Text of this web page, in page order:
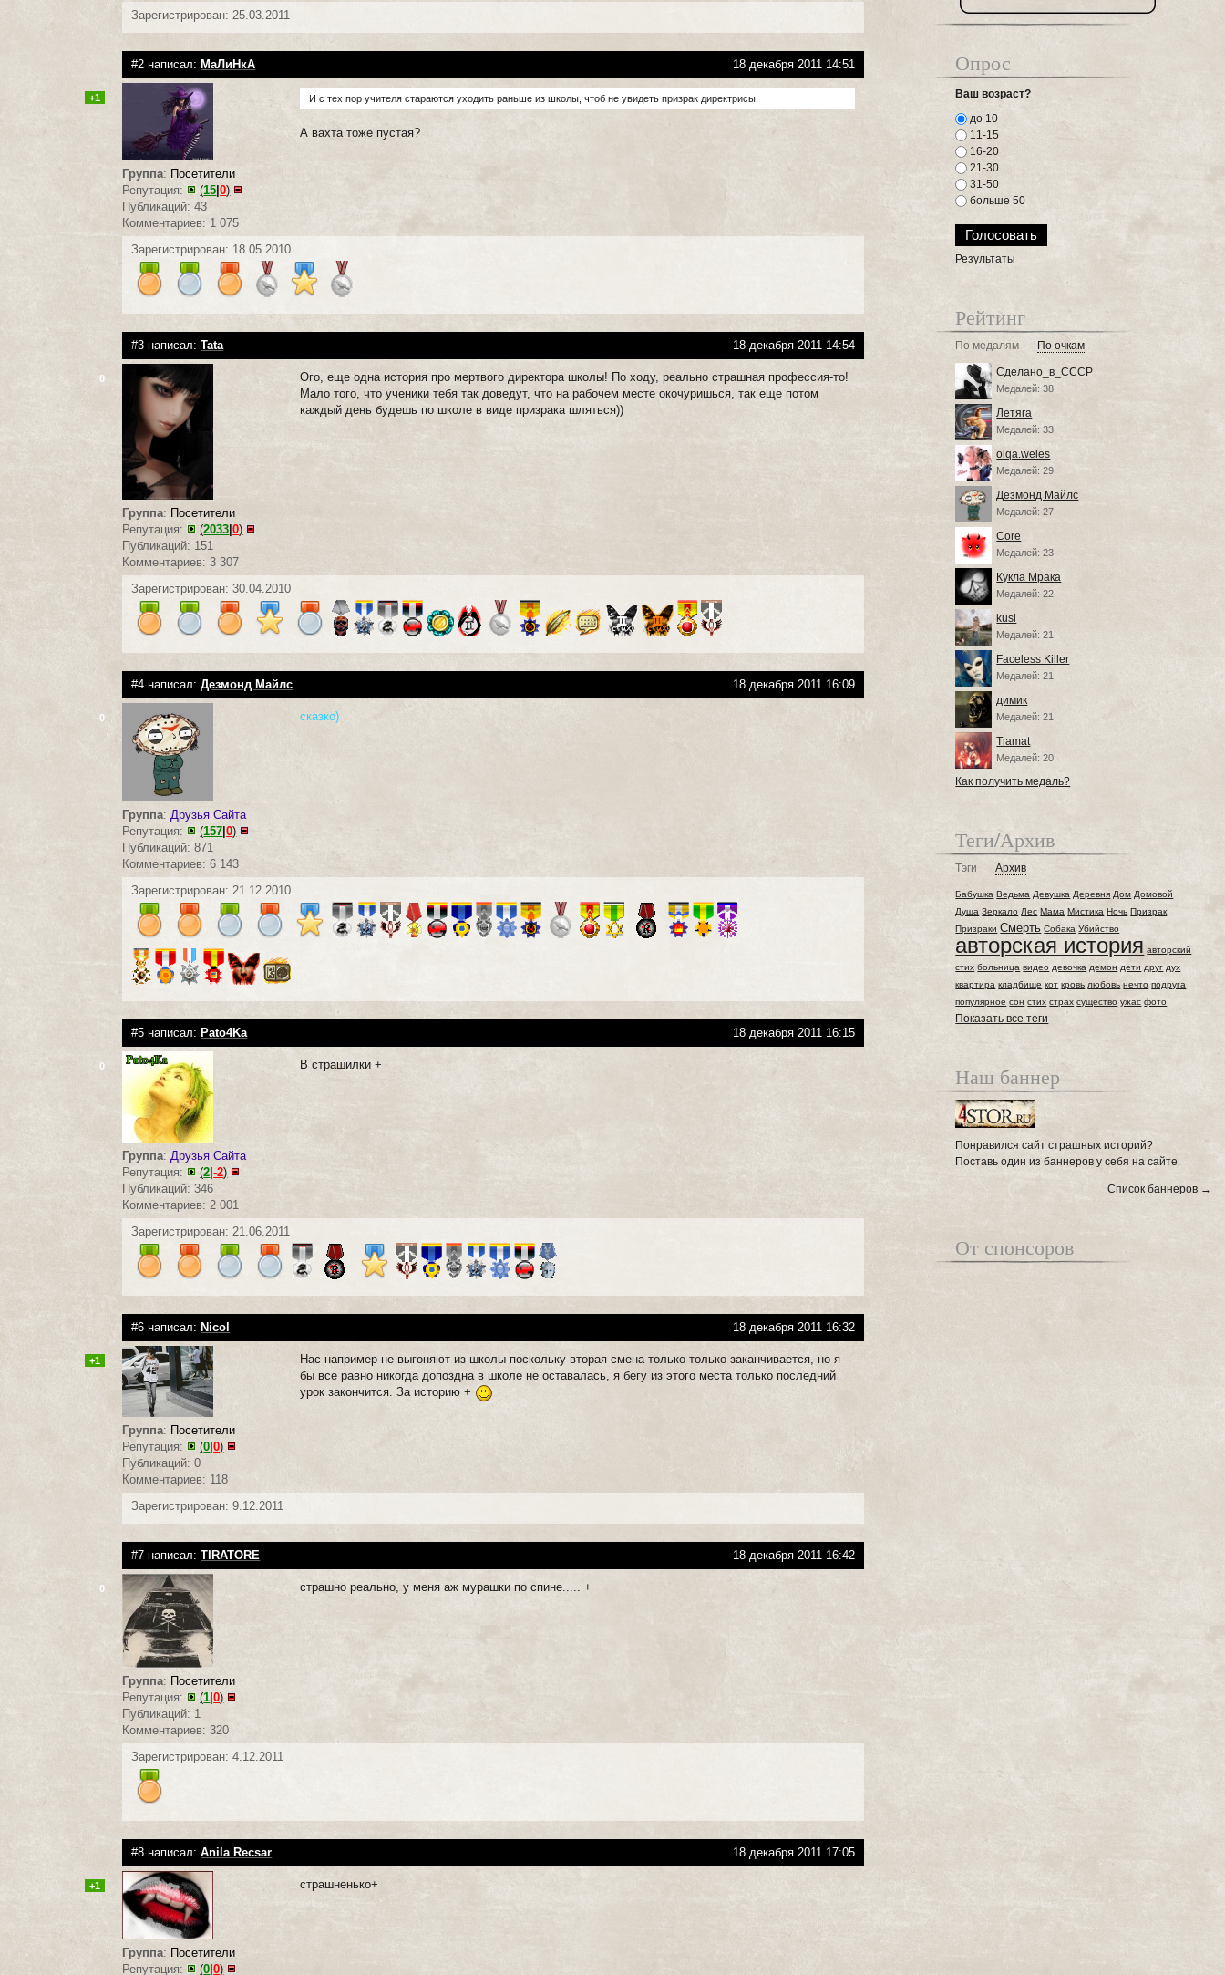
Зарегистрирован: 25.03.2011
#2 написал: МаЛиНкА 18 декабря 2011 14:51
+1
Группа: Посетители
Репутация:
(15 |0)
Публикаций: 43
Комментариев: 1 075
И с тех пор учителя стараются уходить раньше из школы, чтоб не увидеть призрак директрисы.
А вахта тоже пустая?
Зарегистрирован: 18.05.2010
#3 написал:Tata 18 декабря 2011 14:54
0
Группа: Посетители
Репутация:
(2033 |0)
Публикаций: 151
Комментариев: 3 307
Ого, еще одна история про мертвого директора школы! По ходу, реально страшная профессия-то!
Мало того, что ученики тебя так доведут, что на рабочем месте окочуришься, так еще потом
каждый день будешь по школе в виде призрака шляться))
Зарегистрирован: 30.04.2010
#4 написал:Дезмонд Майлс 18 декабря 2011 16:09
0
Группа:Друзья Сайта
Репутация:
(157 |0)
Публикаций: 871
Комментариев: 6 143
сказко)
Зарегистрирован: 21.12.2010
#5 написал: Pato4Ka 18 декабря 2011 16:15
0
Группа:Друзья Сайта
Репутация:
(2 |-2)
Публикаций: 346
Комментариев: 2 001
В страшилки +
Зарегистрирован: 21.06.2011
#6 написал: Nicol 18 декабря 2011 16:32
+1
Группа: Посетители
Репутация:
(0 |0)
Публикаций: 0
Комментариев: 118
Нас например не выгоняют из школы поскольку вторая смена только-только заканчивается, но я
бы все равно никогда допоздна в школе не оставалась, я бегу из этого места только последний
урок закончится. За историю +
Зарегистрирован: 9.12.2011
#7 написал:TIRATORE 18 декабря 2011 16:42
0
Группа: Посетители
Репутация:
(1|0)
Публикаций: 1
Комментариев: 320
страшно реально, у меня аж мурашки по спине..... +
Зарегистрирован: 4.12.2011
#8 написал:Anila Recsar 18 декабря 2011 17:05
+1
Группа: Посетители
Репутация:
(0|0)
страшненько+
Опрос
Ваш возраст?
до 10
11-15
16-20
21-30
31-50
больше 50
Результаты
Рейтинг
По медалям По очкам
Сделано_в_СССР
Медалей: 38
Летяга
Медалей: 33
olqa.weles
Медалей: 29
Дезмонд Майлс
Медалей: 27
Core
Медалей: 23
Кукла Мрака
Медалей: 22
kusi
Медалей: 21
Faceless Killer
Медалей: 21
димик
Медалей: 21
Tiamat
Медалей: 20
Как получить медаль?
Теги/Архив
Тэги Архив
Бабушка Ведьма Девушка Деревня Дом Домовой
Душа Зеркало Лес Мама Мистика Ночь Призрак
Призраки Смерть Собака Убийство
авторская история авторский
стих больница видео девочка демон дети друг дух
квартира кладбище кот кровь любовь нечто подруга
популярное сон стих страх существо ужас фото
Показать все теги
Наш баннер
Понравился сайт страшных историй?
Поставь один из баннеров у себя на сайте.
Список баннеров →
От спонсоров